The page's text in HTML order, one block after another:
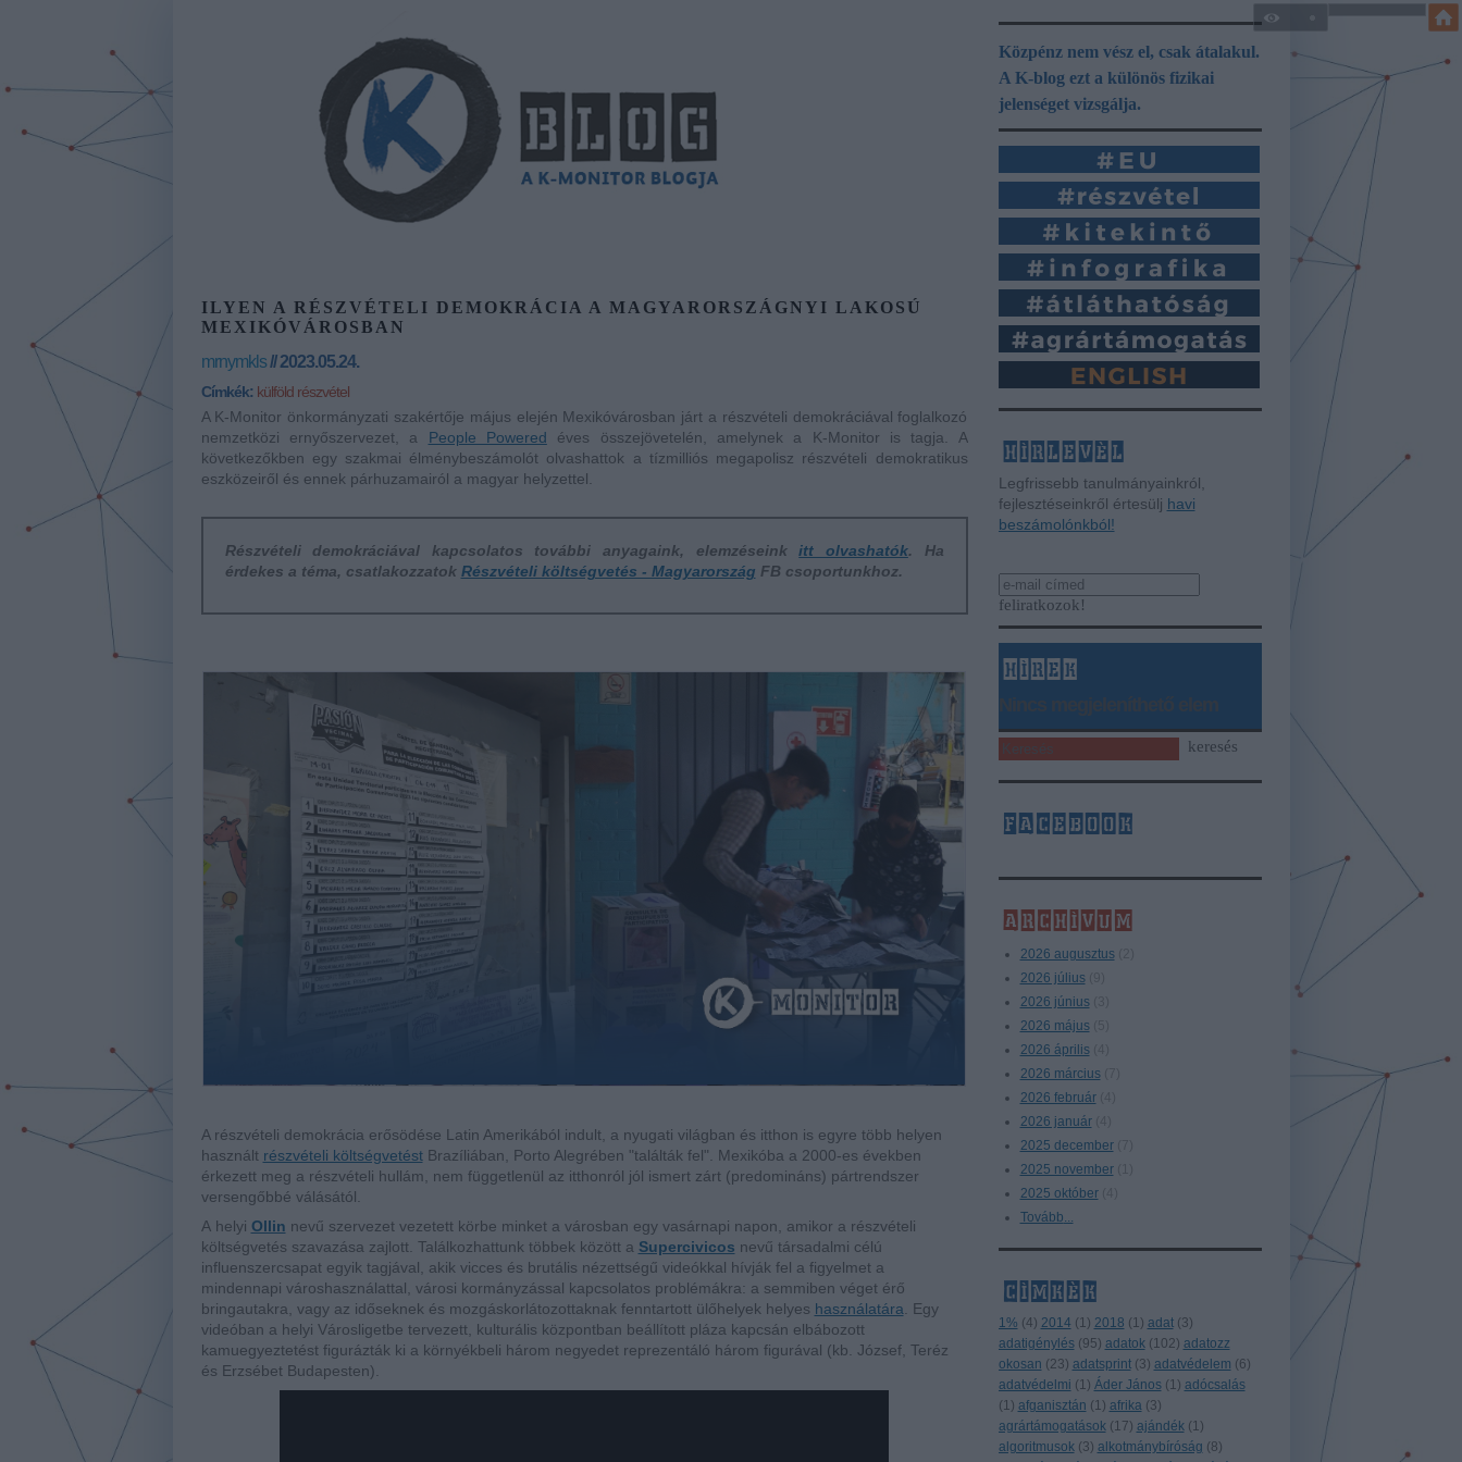
Közpénz nem vész el, csak átalakul.
A K-blog ezt a különös fizikai
jelenséget vizsgálja.
hírlevél
Legfrissebb tanulmányainkról,
fejlesztéseinkről értesülj havi
beszámolónkból!
hírek
facebook
archívum
2026 augusztus
2026 július
2026 június
2026 május
2026 április
2026 március
2026 február
2026 január
2025 december
2025 november
2025 október
Tovább...
címkék
1% (4) 2014 (1) 2018 (1) adat (3)
adatigénylés (95) adatok (102) adatozz
okosan (23) adatsprint (3) adatvédelem (6)
adatvédelmi (1) Áder János (1) adócsalás
(1) afganisztán (1) afrika (3)
agrártámogatások (17) ajándék (1)
algoritmusok (3) alkotmánybíróság ( 8)
ILYEN A RÉSZVÉTELI DEMOKRÁCIA A MAGYARORSZÁGNYI LAKOSÚ
MEXIKÓVÁROSBAN
mrnymkls// 2023.05.24.
Címkék: külföld részvétel
A K-Monitor önkormányzati szakértője május elején Mexikóvárosban járt a részvételi demokráciával foglalkozó
nemzetközi ernyőszervezet, a People Powered éves összejövetelén, amelynek a K-Monitor is tagja. A
következőkben egy szakmai élménybeszámolót olvashattok a tízmilliós megapolisz részvételi demokratikus
eszközeiről és ennek párhuzamairól a magyar helyzettel.
Részvételi demokráciával kapcsolatos további anyagaink, elemzéseinkitt olvashatók. Ha
érdekes a téma, csatlakozzatok Részvételi költségvetés - Magyarország FB csoportunkhoz.
A részvételi demokrácia erősödése Latin Amerikából indult, a nyugati világban és itthon is egyre több helyen
használt részvételi költségvetéstBrazíliában, Porto Alegrében "találták fel". Mexikóba a 2000-es években
érkezett meg a részvételi hullám, nem függetlenül az itthonról jól ismert zárt (predomináns) pártrendszer
versengőbbé válásától.
Ahelyi Ollin nevű szervezet vezetett körbe minket a városban egy vasárnapi napon, amikor a részvételi
költségvetés szavazása zajlott. Találkozhattunk többek között a Supercivicos nevű társadalmi célú
influenszercsapat egyik tagjával, akik vicces és brutális nézettségű videókkal hívják fel a figyelmet a
mindennapi városhasználattal, városi kormányzással kapcsolatos problémákra: a semmiben véget érő
bringautakra, vagy az időseknek és mozgáskorlátozottaknak fenntartott ülőhelyek helyes használatára . Egy
videóban a helyi Városligetbe tervezett, kulturális központban beállított pláza kapcsán elbábozott
kamuegyeztetést figurázták ki a környékbeli három negyedet reprezentáló három figurával (kb. József, Teréz
és Erzsébet Budapesten).